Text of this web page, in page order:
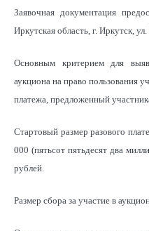
Заявочная документация
Иркутская область, г. Иркутск,
Основным критерием для
аукциона на право пользования
платежа, предложенный
Стартовый размер разового
000 (пятьсот пятьдесят два
рублей.
Размер сбора за участие в